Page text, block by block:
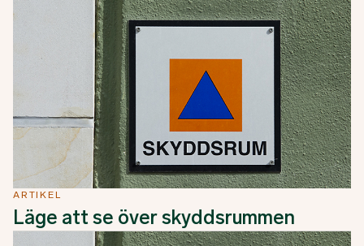
ARTIKEL
Läge att se över skyddsrummen